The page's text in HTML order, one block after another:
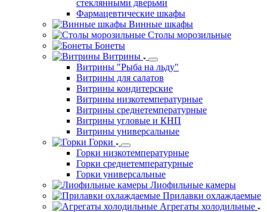
стеклянными дверьми
Фармацевтические шкафы
Винные шкафы
Столы морозильные
Бонеты
Витрины
Витрины "Рыба на льду"
Витрины для салатов
Витрины кондитерские
Витрины низкотемпературные
Витрины среднетемпературные
Витрины угловые и КНП
Витрины универсальные
Горки
Горки низкотемпературные
Горки среднетемпературные
Горки универсальные
Лиофильные камеры
Прилавки охлаждаемые
Агрегаты холодильные